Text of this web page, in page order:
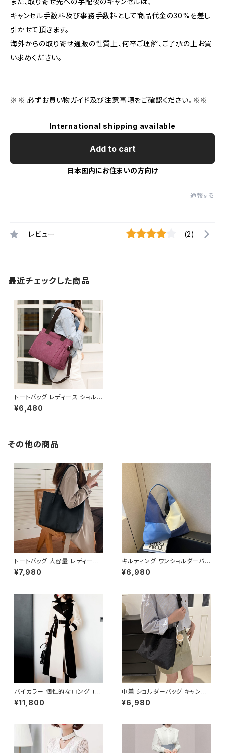
キャンセル手数料及び事務手数料として商品代金の30%を差し
引かせて頂きます。
海外からの取り寄せ通販の性質上、何卒ご理解、ご了承の上お買
い求めください。
※※ 必ずお買い物ガイド及び注意事項をご確認ください。※※
International shipping available
Add to cart
日本国内にお住まいの方向け
通報する
レビュー (2)
最近チェックした商品
トートバッグ レディース ショルダ
ーバッグ 春夏 秋冬 春 夏 秋 冬
黒 肩掛けバッグ 大きめ かばん
けバッグ シンプルバッグ お出か
け バック ブラックバッグ バッグ
クパープル コーヒー グレー ブ
ラック デート 通勤バッグ オフィ
スカジュアル デイリー お出かけ
オフィス カジュアル OL 上品 大
人 10代 20代 30代 40代 K-B
0059
¥6,480
その他の商品
トートバッグ 大容量 レディース
フェイクレザー 無地 シンプル
バッグ A4対応 ママバッグ 通勤
¥7,980
キルティング ワンショルダーバッ
グ トライアングルバッグ アシン
メトリーバッグ レディース 大容
¥6,980
バイカラー 個性的なロングコー
ト C-JAW1002
¥11,800
巾着 ショルダーバッグ キャンバ
ス 肩掛けバッグ レディース バッ
グ 大容量 軽量 ナチュラル カジ
¥6,980